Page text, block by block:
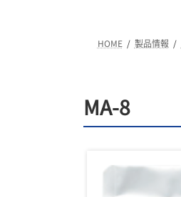
HOME 製品情報
MA-8